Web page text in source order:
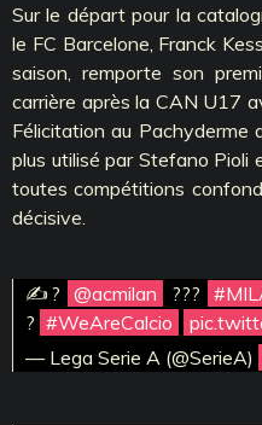
Sur le départ pour la
le FC Barcelone, Franck
saison, remporte son
carrière après la CAN U17
Félicitation au Pachyderme
plus utilisé par Stefano Pioli
toutes compétitions
décisive.
✍? @acmilan ???
? #WeAreCalcio
— Lega Serie A (@SerieA)